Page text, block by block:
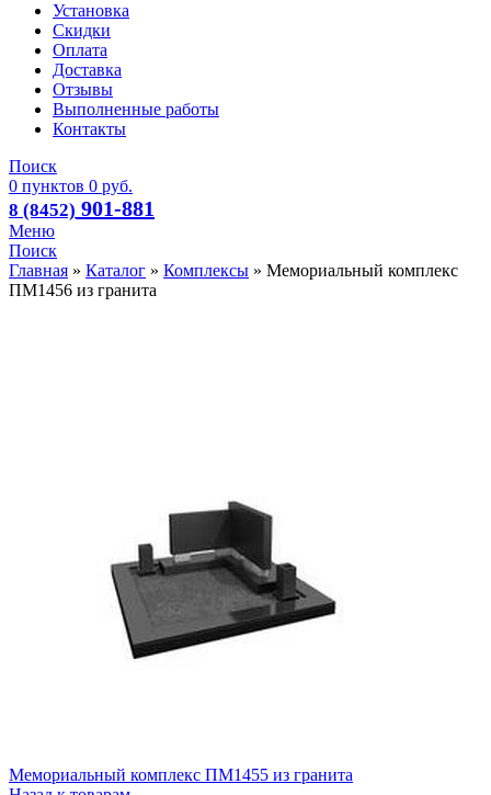
Установка
Скидки
Оплата
Доставка
Отзывы
Выполненные работы
Контакты
Поиск
0 пунктов 0 руб.
8 (8452) 901-881
Меню
Поиск
Главная » Каталог » Комплексы » Мемориальный комплекс
ПМ1456 из гранита
Мемориальный комплекс ПМ1455 из гранита